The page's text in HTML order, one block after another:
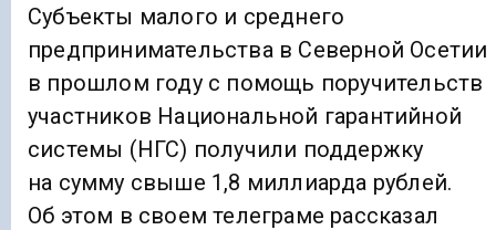
Субъекты малого и среднего
предпринимательства в Северной Осетии
в прошлом году с помощь поручительств
участников Национальной гарантийной
системы (НГС) получили поддержку
на сумму свыше 1,8 миллиарда рублей.
Об этом в своем телеграме рассказал